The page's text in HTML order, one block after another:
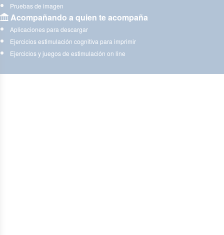
Pruebas de imagen
Acompañando a quien te acompaña
Aplicaciones para descargar
Ejercicios estimulación cognitiva para imprimir
Ejercicios y juegos de estimulación on line